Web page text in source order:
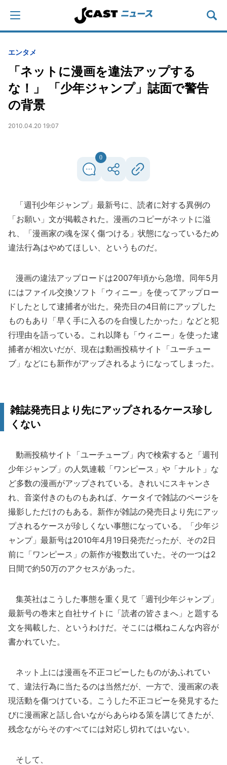
エンタメ
「ネットに漫画を違法アップする
な！」 「少年ジャンプ」誌面で警告
の背景
2010.04.20 19:07
0
「週刊少年ジャンプ」最新号に、読者に対する異例の
「お願い」文が掲載された。漫画のコピーがネットに溢
れ、「漫画家の魂を深く傷つける」状態になっているため
違法行為はやめてほしい、というものだ。
漫画の違法アップロードは2007年頃から急増。同年5月
にはファイル交換ソフト「ウィニー」を使ってアップロー
ドしたとして逮捕者が出た。発売日の4日前にアップした
ものもあり「早く手に入るのを自慢したかった」などと犯
行理由を語っている。これ以降も「ウィニー」を使った逮
捕者が相次いだが、現在は動画投稿サイト「ユーチュー
ブ」などにも新作がアップされるようになってしまった。
雑誌発売日より先にアップされるケース珍し
くない
動画投稿サイト「ユーチューブ」内で検索すると「週刊
少年ジャンプ」の人気連載「ワンピース」や「ナルト」な
ど多数の漫画がアップされている。きれいにスキャンさ
れ、音楽付きのものもあれば、ケータイで雑誌のページを
撮影しただけのもある。新作が雑誌の発売日より先にアッ
プされるケースが珍しくない事態になっている。「少年ジ
ャンプ」最新号は2010年4月19日発売だったが、その2日
前に「ワンピース」の新作が複数出ていた。その一つは2
日間で約50万のアクセスがあった。
集英社はこうした事態を重く見て「週刊少年ジャンプ」
最新号の巻末と自社サイトに「読者の皆さまへ」と題する
文を掲載した、というわけだ。そこには概ねこんな内容が
書かれていた。
ネット上には漫画を不正コピーしたものがあふれてい
て、違法行為に当たるのは当然だが、一方で、漫画家の表
現活動を傷つけている。こうした不正コピーを発見するた
びに漫画家と話し合いながらあらゆる策を講じてきたが、
残念ながらそのすべてには対応し切れてはいない。
そして、